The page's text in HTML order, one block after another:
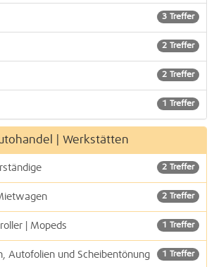
3 Treffer
2 Treffer
2 Treffer
1 Treffer
| Werkstätten
2 Treffer
2 Treffer
1 Treffer
| Mopeds
1 Treffer
Autofolien und Scheibentönung